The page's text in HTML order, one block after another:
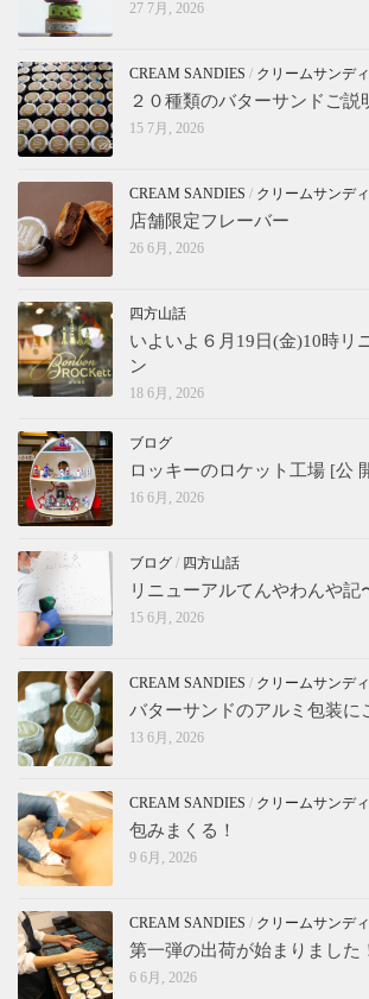
27 7月, 2026
CREAM SANDIES / クリームサンデ
２０種類のバターサンドご説
15 7月, 2026
CREAM SANDIES / クリームサンデ
店舗限定フレーバー
26 6月, 2026
四方山話
いよいよ６月19日(金)10時リ
ン
18 6月, 2026
ブログ
ロッキーのロケット工場 [公
16 6月, 2026
ブログ / 四方山話
リニューアルてんやわんや記
15 6月, 2026
CREAM SANDIES / クリームサンデ
バターサンドのアルミ包装に
13 6月, 2026
CREAM SANDIES / クリームサンデ
包みまくる！
9 6月, 2026
CREAM SANDIES / クリームサンデ
第一弾の出荷が始まりました
6 6月, 2026